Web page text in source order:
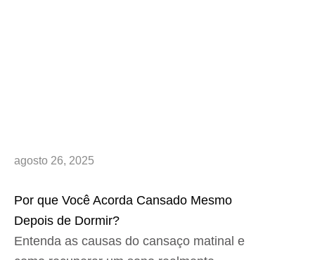
agosto 26, 2025
Por que Você Acorda Cansado Mesmo
Depois de Dormir?
Entenda as causas do cansaço matinal e